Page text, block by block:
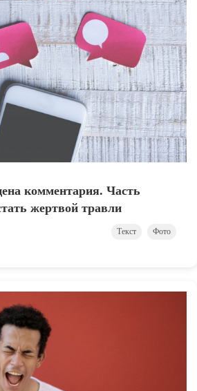
комментария. Часть
жертвой травли
Текст Фото